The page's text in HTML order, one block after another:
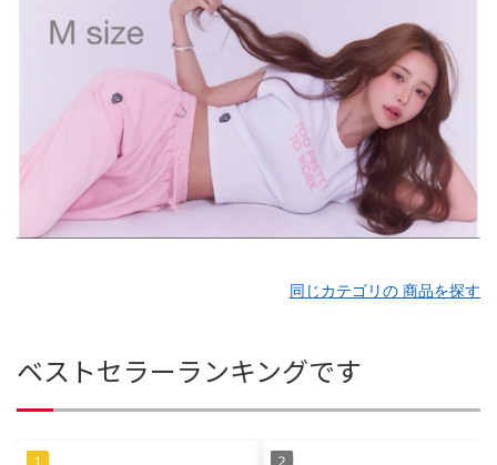
同じカテゴリの 商品を探す
ベストセラーランキングです